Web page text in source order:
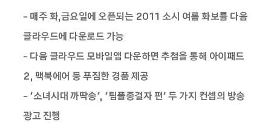
- 매주 화,금요일에 오픈되는 2011 소시 여름 화보를 다음
클라우드에 다운로드 가능
- 다음 클라우드 모바일앱 다운하면 추첨을 통해 아이패드
2, 맥북에어 등 푸짐한 경품 제공
- ‘소녀시대 까딱송’, ‘팀플종결자 편’ 두 가지 컨셉의 방송
광고 진행